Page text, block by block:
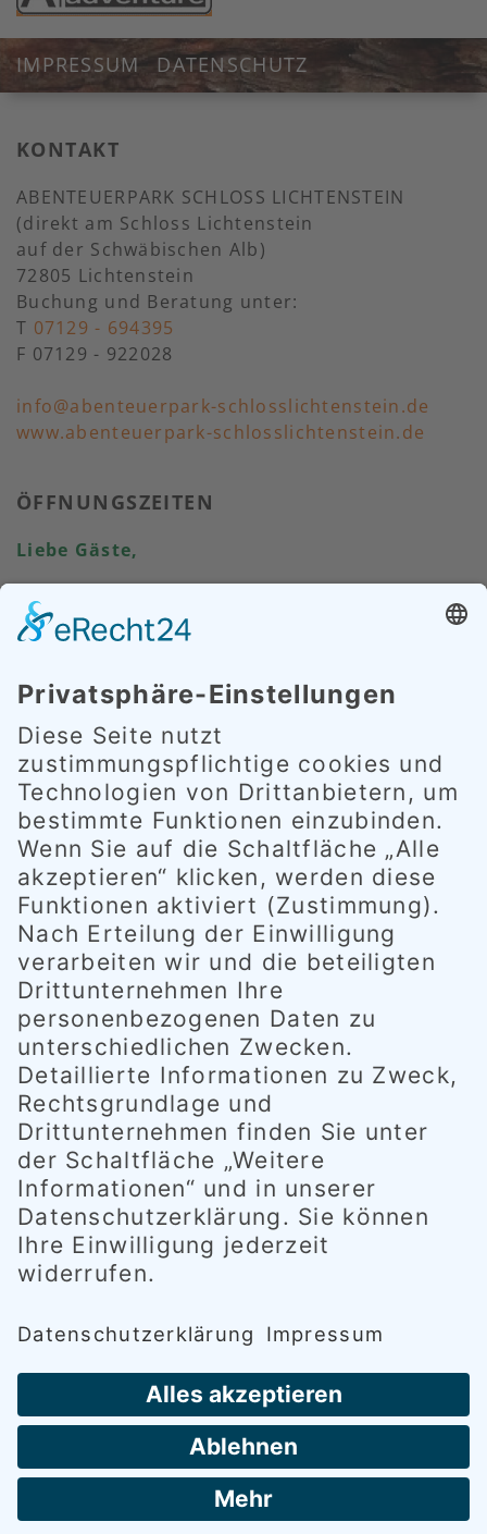
IMPRESSUM DATENSCHUTZ
KONTAKT
ABENTEUERPARK SCHLOSS LICHTENSTEIN
(direkt am Schloss Lichtenstein
auf der Schwäbischen Alb)
72805 Lichtenstein
Buchung und Beratung unter:
T 07129 - 694395
F 07129 - 922028
info@abenteuerpark-schlosslichtenstein.de
www.abenteuerpark-schlosslichtenstein.de
ÖFFNUNGSZEITEN
Liebe Gäste,
wir haben heute geöffnet und freuen uns
auf Ihren Besuch.
Ihr Abenteuerpark-Team
Telefonisch sind wir nur während den
Öffnungszeiten vorort und nur dann
erreichbar.
Wetterbedingte Einschränkungen werden
ggf. grundsätzlich an dieser Stelle
tagesaktuell veröffentlicht.
Hier erfahren Sie alles über unsere
Öffnungzeiten während der Ferien, an
Brückentagen, bei schlechtem Wetter etc. >>
QUICK-LINKS
Hygiene- und Abstandsregeln
Öffnungszeiten
Preise
Gutschein-Bestellung
Downloads
Anfahrt
AGB
Datenschutzerklärung
Widerrufsbelehrung
Vertrag widerrufen
Impressum